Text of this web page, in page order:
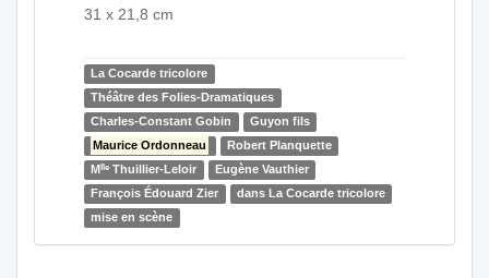
31 x 21,8 cm
La Cocarde tricolore
Théâtre des Folies-Dramatiques
Charles-Constant Gobin
Guyon fils
Maurice Ordonneau
Robert Planquette
Mlle Thuillier-Leloir
Eugène Vauthier
François Édouard Zier
dans La Cocarde tricolore
mise en scène